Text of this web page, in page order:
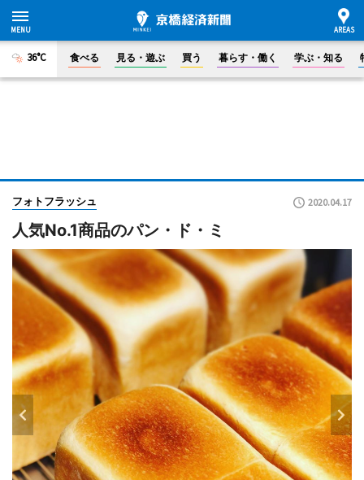
36°C 食べる 見る・遊ぶ 買う 暮らす・働く 学ぶ・知る
フォトフラッシュ 2020.04.17
人気No.1商品のパン・ド・ミ